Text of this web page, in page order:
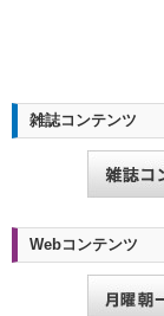
雑誌コンテンツ
Webコンテンツ